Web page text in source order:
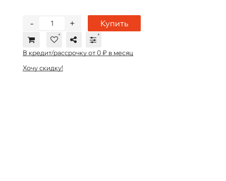
+
- Купить
В кредит/рассрочку от 0 ₽ в месяц
Хочу скидку!